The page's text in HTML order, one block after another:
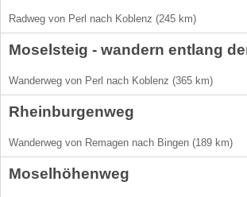
Radweg von Perl nach Koblenz (245 km)
Moselsteig - wandern entlang
Wanderweg von Perl nach Koblenz (365 km)
Rheinburgenweg
Wanderweg von Remagen nach Bingen (189 km)
Moselhöhenweg